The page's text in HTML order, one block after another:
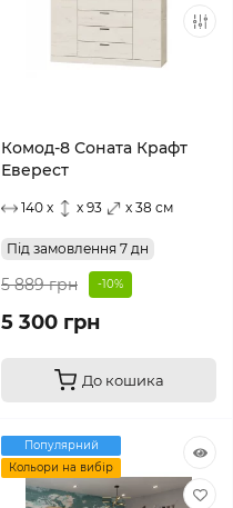
Комод-8 Соната Крафт
Еверест
140 x x 93 x 38 см
Під замовлення 7 дн
5 889 грн -10%
5 300 грн
До кошика
Популярний
Кольори на вибір